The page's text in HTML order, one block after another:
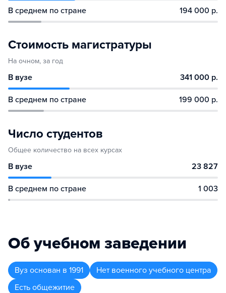
В среднем по стране 194 000 р.
Стоимость магистратуры
На очном, за год
В вузе 341 000 р.
В среднем по стране 199 000 р.
Число студентов
Общее количество на всех курсах
В вузе 23 827
В среднем по стране 1 003
Об учебном заведении
Вуз основан в 1991
Нет военного учебного центра
Есть общежитие